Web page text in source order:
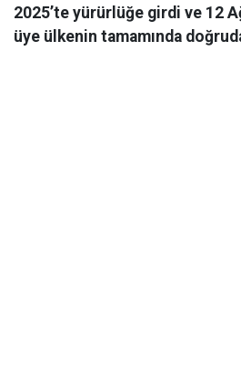
2025’te yürürlüğe girdi ve 12
üye ülkenin tamamında